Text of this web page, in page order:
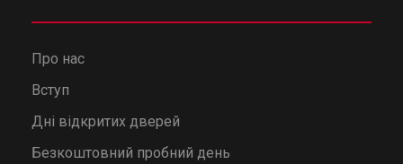
Про нас
Вступ
Дні відкритих дверей
Безкоштовний пробний день